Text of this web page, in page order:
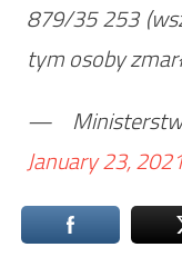
879/35 253
tym osoby
—
January 23,